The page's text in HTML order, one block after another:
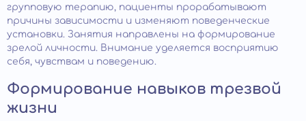
групповую терапию, пациенты прорабатывают
причины зависимости и изменяют поведенческие
установки. Занятия направлены на формирование
зрелой личности. Внимание уделяется восприятию
себя, чувствам и поведению.
Формирование навыков трезвой
жизни